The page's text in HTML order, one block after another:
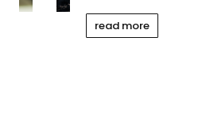
read more